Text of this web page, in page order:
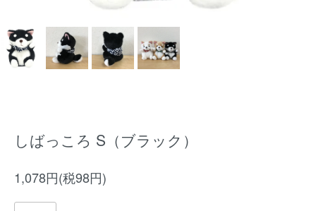
しばっころ S（ブラック）
1,078円(税98円)